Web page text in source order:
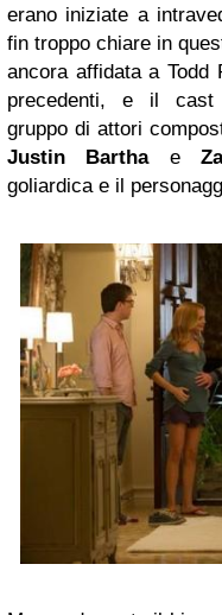
erano iniziate a
fin troppo chiare in
ancora affidata a Todd
precedenti, e il cast
gruppo di attori
Justin Barthae
goliardica e il